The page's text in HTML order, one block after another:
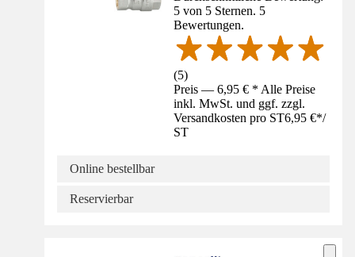
5 von 5 Sternen. 5
Bewertungen.
(5)
Preis — 6,95 € * Alle Preise
inkl. MwSt. und ggf. zzgl.
Versandkosten pro ST6,95 €*/
ST
Online bestellbar
Reservierbar